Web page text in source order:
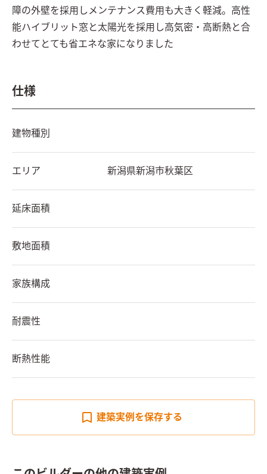
障の外壁を採用しメンテナンス費用も大きく軽減。高性
能ハイブリット窓と太陽光を採用し高気密・高断熱と合
わせてとても省エネな家になりました
仕様
建物種別
エリア 新潟県新潟市秋葉区
延床面積
敷地面積
家族構成
耐震性
断熱性能
建築実例を保存する